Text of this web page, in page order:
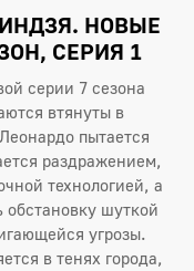
НОВЫЕ
СЕРИЯ 1
серии 7 сезона
втянуты в
пытается
раздражением,
технологией, а
обстановку шуткой
угрозы.
в тенях города,